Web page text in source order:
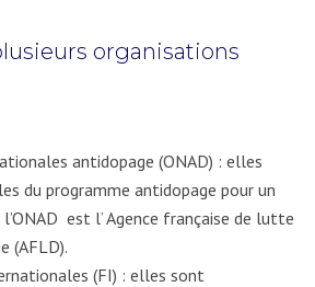
organisations
antidopage (ONAD) : elles
du programme antidopage pour un
l’ONAD est l’ Agence française de lutte
(AFLD).
(FI) : elles sont